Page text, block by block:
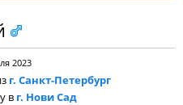
2023
г. Санкт-Петербург
в г. Нови Сад